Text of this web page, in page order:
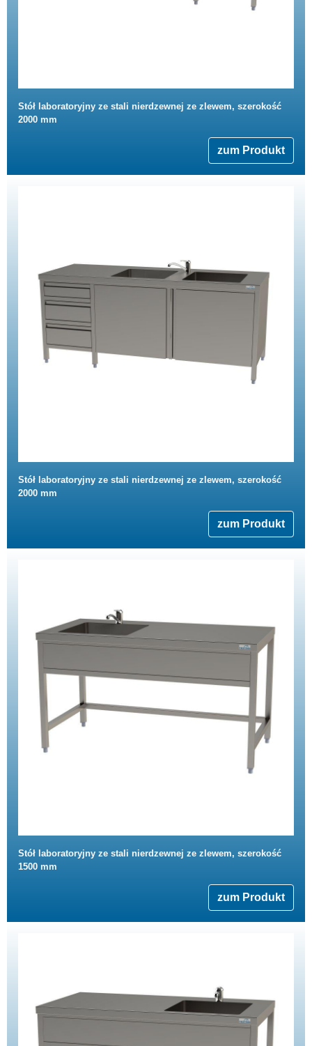
Stół laboratoryjny ze stali nierdzewnej ze zlewem, szerokość
2000 mm
zum Produkt
Stół laboratoryjny ze stali nierdzewnej ze zlewem, szerokość
2000 mm
zum Produkt
Stół laboratoryjny ze stali nierdzewnej ze zlewem, szerokość
1500 mm
zum Produkt